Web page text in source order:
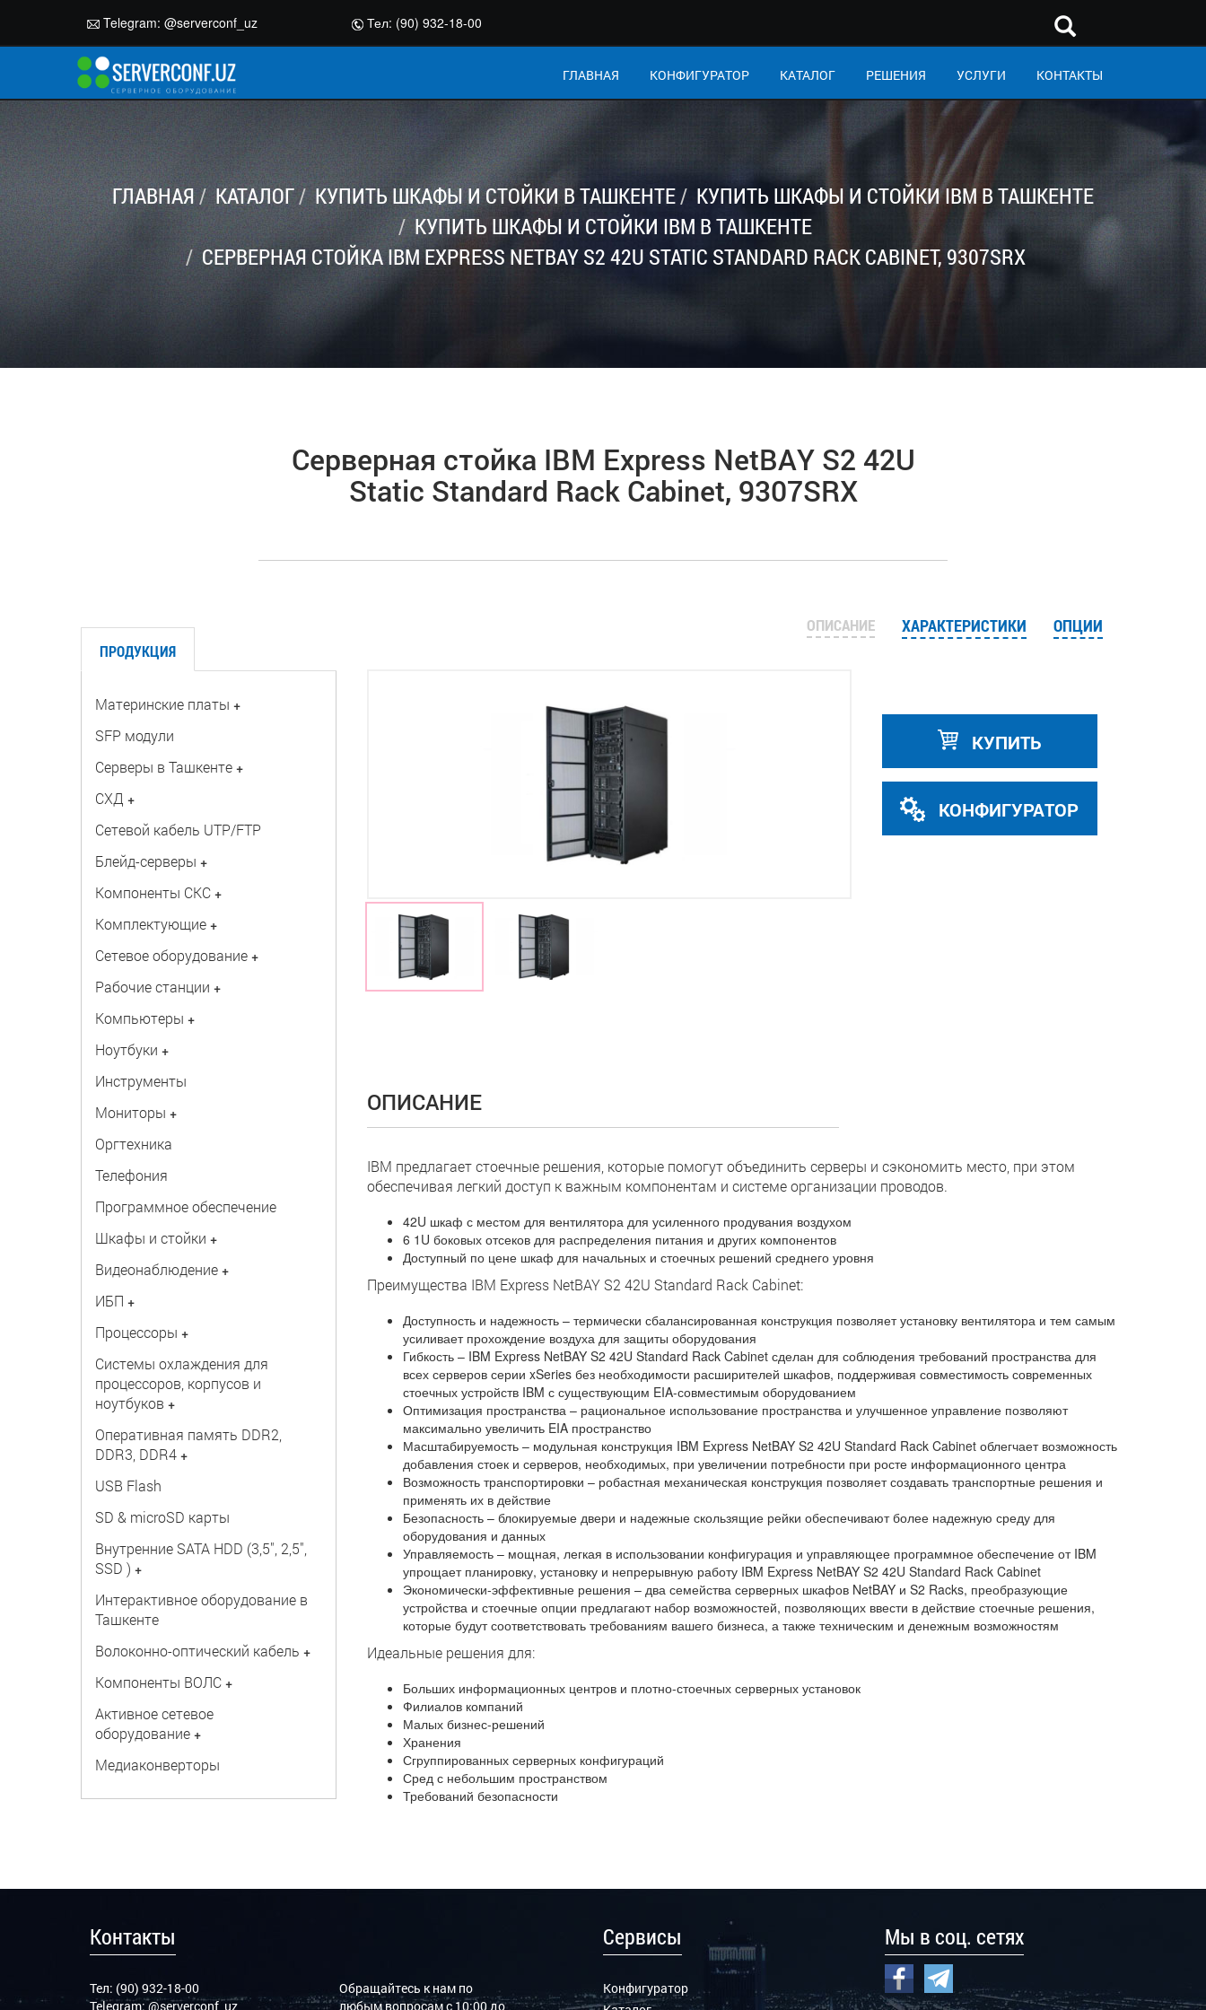
Telegram: @serverconf_uz Тел: (90) 932-18-00
ГЛАВНАЯ КОНФИГУРАТОР КАТАЛОГ РЕШЕНИЯ УСЛУГИ КОНТАКТЫ
ГЛАВНАЯ КАТАЛОГ КУПИТЬ ШКАФЫ И СТОЙКИ В ТАШКЕНТЕ
КУПИТЬ ШКАФЫ И СТОЙКИ IBM В ТАШКЕНТЕ
КУПИТЬ ШКАФЫ И СТОЙКИ IBM В ТАШКЕНТЕ
СЕРВЕРНАЯ СТОЙКА IBM EXPRESS NETBAY S2 42U STATIC STANDARD RACK CABINET, 9307SRX
Серверная стойка IBM Express NetBAY S2 42U
Static Standard Rack Cabinet, 9307SRX
ПРОДУКЦИЯ
Материнские платы +
SFP модули
Серверы в Ташкенте +
СХД +
Сетевой кабель UTP/FTP
Блейд-серверы +
Компоненты СКС +
Комплектующие +
Сетевое оборудование +
Рабочие станции +
Компьютеры +
Ноутбуки +
Инструменты
Мониторы +
Оргтехника
Телефония
Программное обеспечение
Шкафы и стойки +
Видеонаблюдение +
ИБП +
Процессоры +
Системы охлаждения для
процессоров, корпусов и
ноутбуков +
Оперативная память DDR2,
DDR3, DDR4 +
USB Flash
SD & microSD карты
Внутренние SATA HDD (3,5", 2,5",
SSD ) +
Интерактивное оборудование в
Ташкенте
Волоконно-оптический кабель +
Компоненты ВОЛС +
Активное сетевое
оборудование +
Медиаконверторы
ОПИСАНИЕ ХАРАКТЕРИСТИКИ ОПЦИИ
КУПИТЬ
КОНФИГУРАТОР
ОПИСАНИЕ
IBM предлагает стоечные решения, которые помогут объединить серверы и сэкономить место, при этом
обеспечивая легкий доступ к важным компонентам и системе организации проводов.
42U шкаф с местом для вентилятора для усиленного продувания воздухом
6 1U боковых отсеков для распределения питания и других компонентов
Доступный по цене шкаф для начальных и стоечных решений среднего уровня
Преимущества IBM Express NetBAY S2 42U Standard Rack Cabinet:
Доступность и надежность – термически сбалансированная конструкция позволяет установку вентилятора и тем самым
усиливает прохождение воздуха для защиты оборудования
Гибкость – IBM Express NetBAY S2 42U Standard Rack Cabinet сделан для соблюдения требований пространства для
всех серверов серии xSeries без необходимости расширителей шкафов, поддерживая совместимость современных
стоечных устройств IBM с существующим EIA-совместимым оборудованием
Оптимизация пространства – рациональное использование пространства и улучшенное управление позволяют
максимально увеличить EIA пространство
Масштабируемость – модульная конструкция IBM Express NetBAY S2 42U Standard Rack Cabinet облегчает возможность
добавления стоек и серверов, необходимых, при увеличении потребности при росте информационного центра
Возможность транспортировки – робастная механическая конструкция позволяет создавать транспортные решения и
применять их в действие
Безопасность – блокируемые двери и надежные скользящие рейки обеспечивают более надежную среду для
оборудования и данных
Управляемость – мощная, легкая в использовании конфигурация и управляющее программное обеспечение от IBM
упрощает планировку, установку и непрерывную работу IBM Express NetBAY S2 42U Standard Rack Cabinet
Экономически-эффективные решения – два семейства серверных шкафов NetBAY и S2 Racks, преобразующие
устройства и стоечные опции предлагают набор возможностей, позволяющих ввести в действие стоечные решения,
которые будут соответствовать требованиям вашего бизнеса, а также техническим и денежным возможностям
Идеальные решения для:
Больших информационных центров и плотно-стоечных серверных установок
Филиалов компаний
Малых бизнес-решений
Хранения
Сгруппированных серверных конфигураций
Сред с небольшим пространством
Требований безопасности
Контакты
Тел: (90) 932-18-00
Telegram:@serverconf_uz
Обращайтесь к нам по
любым вопросам с 10:00 до
Сервисы
Конфигуратор
Мы в соц. сетях